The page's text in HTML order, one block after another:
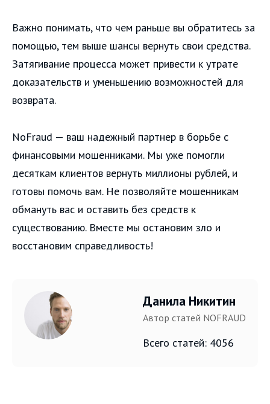
Важно понимать, что чем раньше вы обратитесь за
помощью, тем выше шансы вернуть свои средства.
Затягивание процесса может привести к утрате
доказательств и уменьшению возможностей для
возврата.
NoFraud — ваш надежный партнер в борьбе с
финансовыми мошенниками. Мы уже помогли
десяткам клиентов вернуть миллионы рублей, и
готовы помочь вам. Не позволяйте мошенникам
обмануть вас и оставить без средств к
существованию. Вместе мы остановим зло и
восстановим справедливость!
Данила Никитин
Автор статей NOFRAUD
Всего статей: 4056